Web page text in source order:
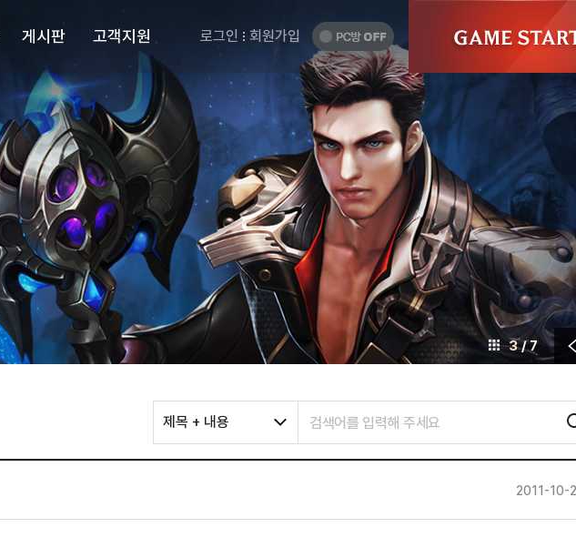
게시판
자유게시판
공략게시판
고객지원
다운로드
고객센터
마이페이지
로그인 회원가입
PC
방
OFF
시
작
하
기
4 / 7
제목 + 내용
2011-10-